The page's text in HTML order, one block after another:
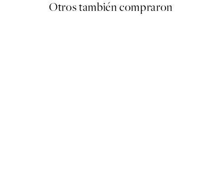
Otros también compraron